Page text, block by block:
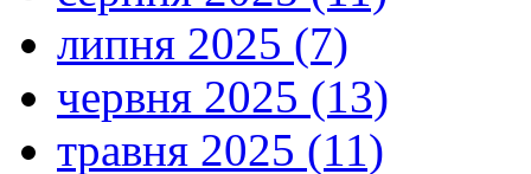
липня 2025 (7)
червня 2025 (13)
травня 2025 (11)